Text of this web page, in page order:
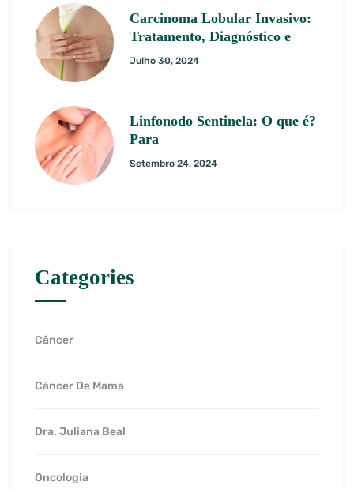
Carcinoma Lobular Invasivo:
Tratamento, Diagnóstico e
Julho 30, 2024
Linfonodo Sentinela: O que é?
Para
Setembro 24, 2024
Categories
Câncer
Câncer De Mama
Dra. Juliana Beal
Oncologia